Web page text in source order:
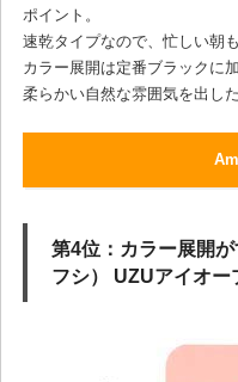
ポイント。
速乾タイプなので、忙しい朝
カラー展開は定番ブラックに
柔らかい自然な雰囲気を出し
第4位：カラー展開
フシ） UZUアイオー